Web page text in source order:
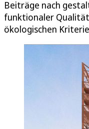
Beiträge nach
funktionaler
ökologischen